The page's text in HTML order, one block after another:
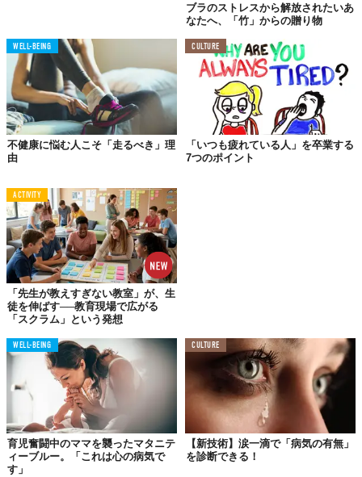
予防医学アメリカンジャーナルの
で、木が消失したエリアに
住んでいると、心臓病や呼吸器疾患での死亡率が高まることが判
明した。
02.
ストレスホルモンを低下させる
緑が多い地域に住んでいる人は、ストレスホルモンとして知られ
ているコルチゾールの量が少なく
は都市部で生活している人よりも少なかった。
“セラピスト”としての役割も
ブラのストレスから解放されたいあ
なたへ、「竹」からの贈り物
WELL-BEING
不健康に悩む人こそ「走るべき」理
由
CULTURE
「いつも疲れている人」を卒業する
7つのポイント
ACTIVITY
「先生が教えすぎない教室」が、生
徒を伸ばす──教育現場で広がる
「スクラム」という発想
WELL-BEING
育児奮闘中のママを襲ったマタニテ
ィーブルー。「これは心の病気で
す」
CULTURE
【新技術】涙一滴で「病気の有無」
を診断できる！